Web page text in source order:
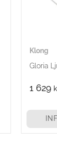
Klong
Gloria
1 629